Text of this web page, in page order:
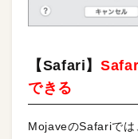
【Safari】
できる
MojaveのSafariでは